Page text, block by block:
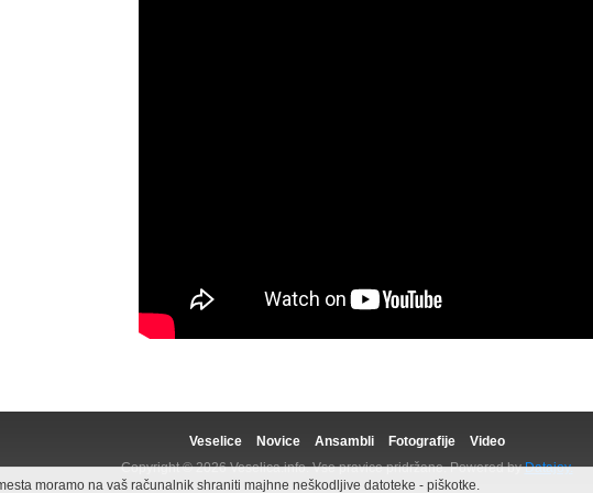
Veselice Novice Ansambli Fotografije
Video
Copyright © 2026 Veselica.info. Vse pravice pridržane. Powered byDatajoy.
moramo na vaš računalnik shraniti majhne neškodljive datoteke - piškotke.